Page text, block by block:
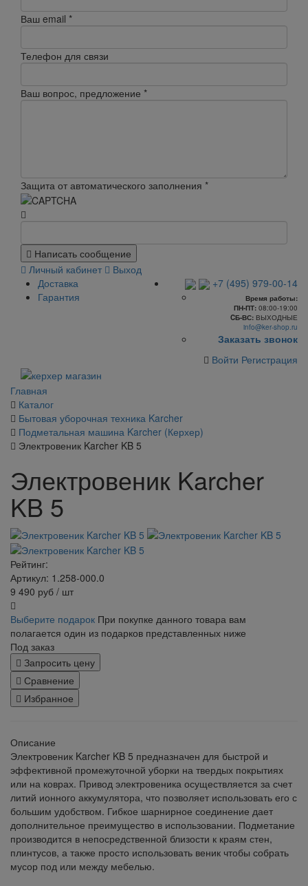
Ваш email *
Телефон для связи
Ваш вопрос, предложение *
Защита от автоматического заполнения *
Написать сообщение
Личный кабинет
Выход
Доставка
Гарантия
+7 (495) 979-00-14
Время работы:
ПН-ПТ:08:00-19:00
CБ-ВС:ВЫХОДНЫЕ
info@ker-shop.ru
Заказать звонок
Войти Регистрация
Главная
Каталог
Бытовая уборочная техника Karcher
Подметальная машина Karcher (Керхер)
Электровеник Karcher KB 5
Электровеник Karcher
KB 5
Рейтинг:
Артикул: 1.258-000.0
9 490 руб / шт
Выберите подарок При покупке данного товара вам
полагается один из подарков представленных ниже
Под заказ
Запросить цену
Сравнение
Избранное
Описание
Электровеник Karcher KB 5 предназначен для быстрой и
эффективной промежуточной уборки на твердых покрытиях
или на коврах. Привод электровеника осуществляется за счет
литий ионного аккумулятора, что позволяет использовать его с
большим удобством. Гибкое шарнирное соединение дает
дополнительное преимущество в использовании. Подметание
производится в непосредственной близости к краям стен,
плинтусов, а также просто использовать веник чтобы собрать
мусор под или между мебелью.